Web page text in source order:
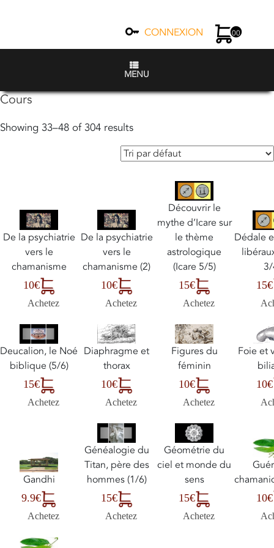
CONNEXION 00
MENU
Cours
Showing 33–48 of 304 results
De la psychiatrie
vers le
chamanisme
10€
Achetez
De la psychiatrie
vers le
chamanisme (2)
10€
Achetez
Découvrir le
mythe d’Icare sur
le thème
astrologique
(Icare 5/5)
15€
Achetez
Dédale
15€
Deucalion, le Noé
biblique (5/6)
15€
Achetez
Diaphragme et
thorax
10€
Achetez
Figures du
féminin
10€
Achetez
Foie et
10€
Gandhi
9.9€
Achetez
Généalogie du
Titan, père des
hommes (1/6)
15€
Achetez
Géométrie du
ciel et monde du
sens
15€
Achetez
10€